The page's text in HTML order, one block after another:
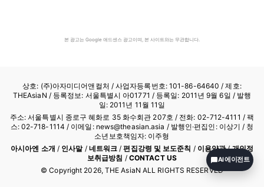
본 광고는 Google 애드센스 광고이며, 본 사이트와는 무관합니다.
상호: (주)아자미디어앤컬처 /사업자등록번호: 101-86-64640 / 제호:
THEAsiaN / 등록정보: 서울특별시 아01771 / 등록일: 2011년 9월 6일 / 발행
일: 2011년 11월 11일
주소: 서울특별시 종로구 혜화로 35 화수회관 207호 / 전화: 02-712-4111 / 팩
스: 02-718-1114 / 이메일: news@theasian.asia / 발행인·편집인: 이상기 / 청
소년보호책임자: 이주형
아시아엔 소개 / 인사말/ 네트워크 /편집강령 및 보도준칙 / 이용약관/개인정
보취급방침 / CONTACT US
© Copyright 2026, THE AsiaN ALL RIGHTS RESERVED
AI 에이전트